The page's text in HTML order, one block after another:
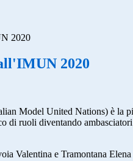
2020
2020
Model United Nations) è la
di ruoli diventando
Valentina e Tramontana